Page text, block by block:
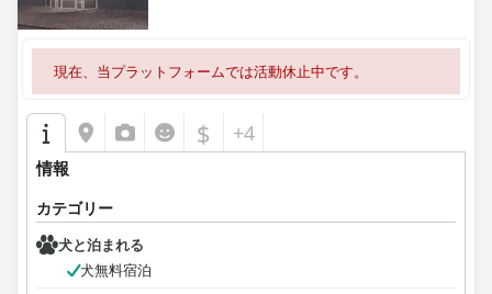
現在、当プラットフォームでは活動休止中です。
$ +4
情報
カテゴリー
犬と泊まれる
犬無料宿泊